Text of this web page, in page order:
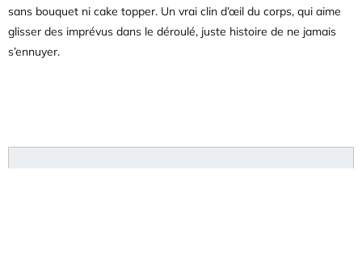
sans bouquet ni cake topper. Un vrai clin d’œil du corps, qui aime
glisser des imprévus dans le déroulé, juste histoire de ne jamais
s’ennuyer.